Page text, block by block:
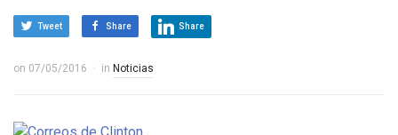
Tweet Share Share
on 07/05/2016 in Noticias